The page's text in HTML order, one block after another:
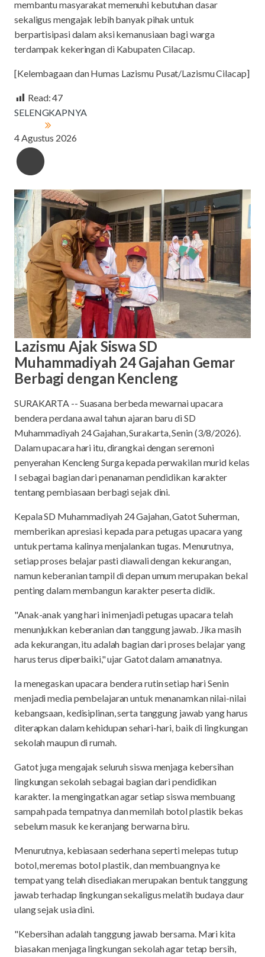
membantu masyarakat memenuhi kebutuhan dasar
sekaligus mengajak lebih banyak pihak untuk
berpartisipasi dalam aksi kemanusiaan bagi warga
terdampak kekeringan di Kabupaten Cilacap.
[Kelembagaan dan Humas Lazismu Pusat/Lazismu Cilacap]
Read:47
SELENGKAPNYA
4 Agustus 2026
Lazismu Ajak Siswa SD
Muhammadiyah 24 Gajahan Gemar
Berbagi dengan Kencleng
SURAKARTA -- Suasana berbeda mewarnai upacara
bendera perdana awal tahun ajaran baru di SD
Muhammadiyah 24 Gajahan, Surakarta, Senin (3/8/2026).
Dalam upacara hari itu, dirangkai dengan seremoni
penyerahan Kencleng Surga kepada perwakilan murid kelas
I sebagai bagian dari penanaman pendidikan karakter
tentang pembiasaan berbagi sejak dini.
Kepala SD Muhammadiyah 24 Gajahan, Gatot Suherman,
memberikan apresiasi kepada para petugas upacara yang
untuk pertama kalinya menjalankan tugas. Menurutnya,
setiap proses belajar pasti diawali dengan kekurangan,
namun keberanian tampil di depan umum merupakan bekal
penting dalam membangun karakter peserta didik.
"Anak-anak yang hari ini menjadi petugas upacara telah
menunjukkan keberanian dan tanggung jawab. Jika masih
ada kekurangan, itu adalah bagian dari proses belajar yang
harus terus diperbaiki," ujar Gatot dalam amanatnya.
Ia menegaskan upacara bendera rutin setiap hari Senin
menjadi media pembelajaran untuk menanamkan nilai-nilai
kebangsaan, kedisiplinan, serta tanggung jawab yang harus
diterapkan dalam kehidupan sehari-hari, baik di lingkungan
sekolah maupun di rumah.
Gatot juga mengajak seluruh siswa menjaga kebersihan
lingkungan sekolah sebagai bagian dari pendidikan
karakter. Ia mengingatkan agar setiap siswa membuang
sampah pada tempatnya dan memilah botol plastik bekas
sebelum masuk ke keranjang berwarna biru.
Menurutnya, kebiasaan sederhana seperti melepas tutup
botol, meremas botol plastik, dan membuangnya ke
tempat yang telah disediakan merupakan bentuk tanggung
jawab terhadap lingkungan sekaligus melatih budaya daur
ulang sejak usia dini.
"Kebersihan adalah tanggung jawab bersama. Mari kita
biasakan menjaga lingkungan sekolah agar tetap bersih,